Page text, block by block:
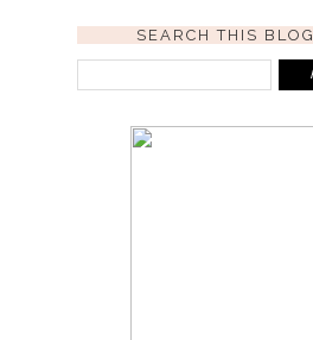
SEARCH THIS BLOG